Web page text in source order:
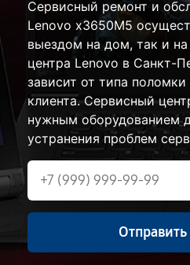
Сервисный ремонт и
Lenovo x3650M5
выездом на дом, так и на
центра Lenovo в Санкт-
зависит от типа
клиента. Сервисный
нужным оборудованием
устранения проблем
Отправить